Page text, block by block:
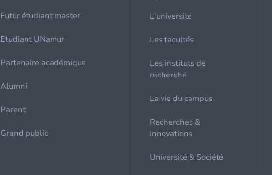
Futur étudiant master
Etudiant UNamur
Partenaire académique
Alumni
Parent
Grand public
L'université
Les facultés
Les instituts de
recherche
La vie du campus
Recherches &
Innovations
Université & Société